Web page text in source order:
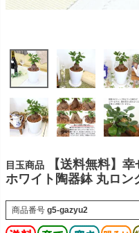
目玉商品
【送料無料】
ホワイト陶器鉢 丸ロン
商品番号 g5-gazyu2